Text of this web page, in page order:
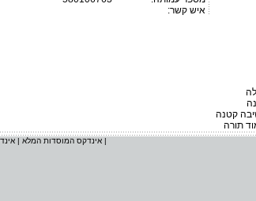
איש קשר:
קטנה
תורה
אינדקס המוסדות המלא | |